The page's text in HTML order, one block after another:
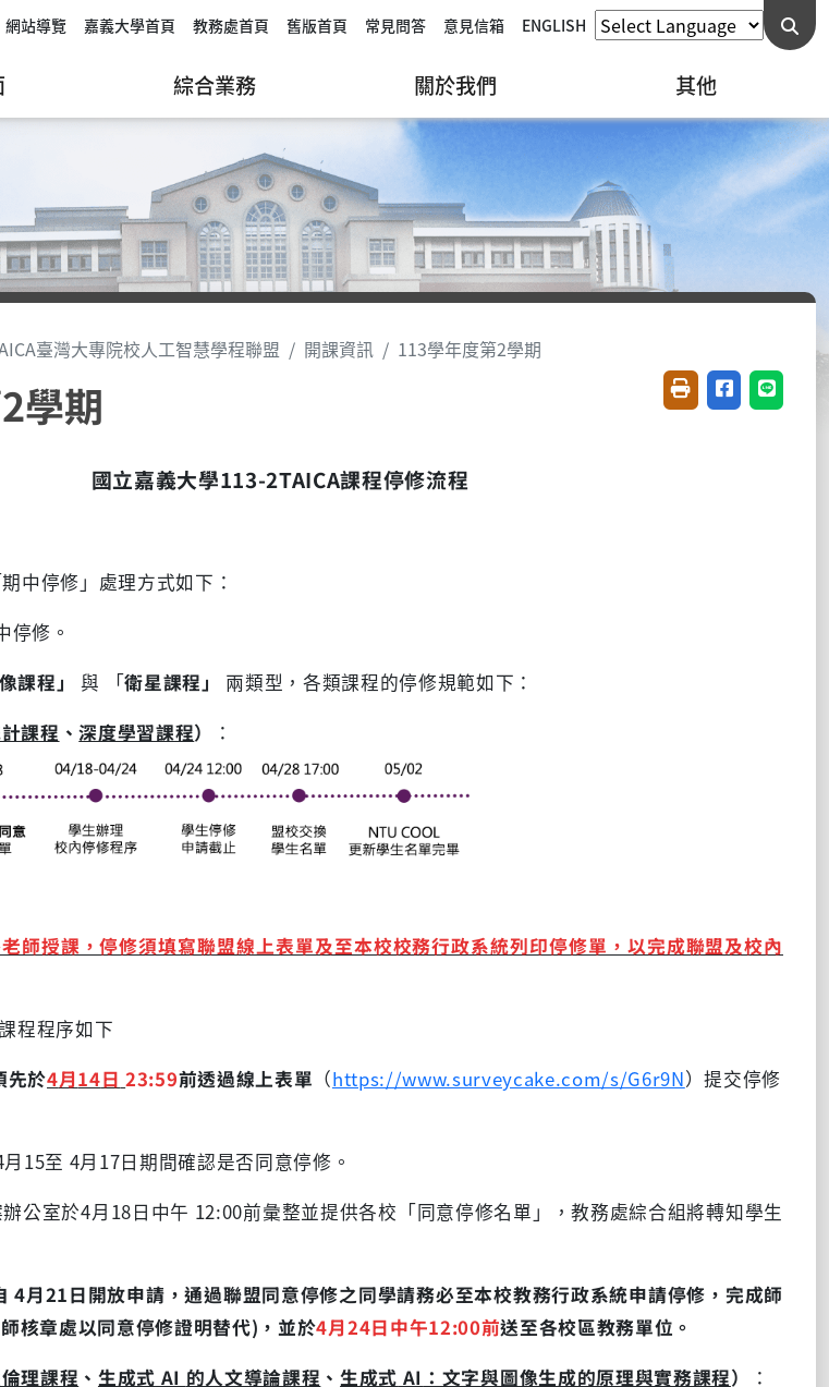
網站導覽 嘉義大學首頁 教務處首頁 舊版首頁 常見問答 意見信箱 ENGLISH
綜合業務 關於我們 其他
臺灣大專院校人工智慧學程聯盟 開課資訊 113學年度第2學期
學期 友善列印(開新視窗)
分享至臉書(
分享至
國立嘉義大學113-2TAICA課程停修流程
中停修」處理方式如下：
停修。
課程」 與 「衛星課程」
兩類型，各類課程的停修規範如下：
課程 、深度學習課程） ：
師授課，停修須填寫聯盟線上表單及至本校校務行政系統列印停修單，以完成聯盟及校內
程程序如下
先於4月14日 23:59前透過線上表單 （https://www.surveycake.com/s/G6r9N）提交停修
15至 4月17日期間確認是否同意停修。
公室於4月18日中午 12:00前彙整並提供各校「同意停修名單」，教務處綜合組將轉知學生
4月21日開放申請，通過聯盟同意停修之同學請務必至本校教務行政系統申請停修，完成師
核章處以同意停修證明替代) ，並於4月24日中午12:00前送至各校區教務單位。
理課程 、 生成式 AI 的人文導論課程 、生成式 AI ：文字與圖像生成的原理與實務課程）
：